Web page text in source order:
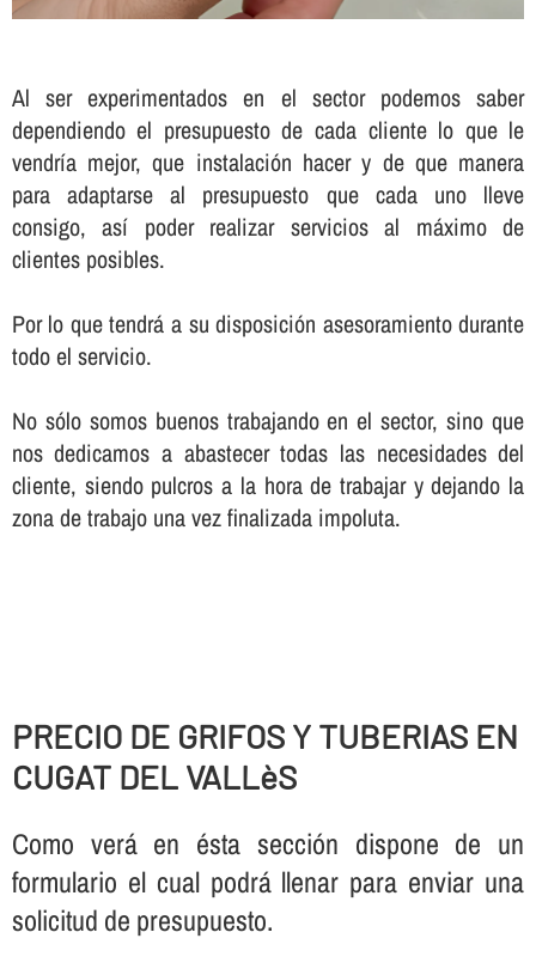
Al ser experimentados en el sector podemos saber
dependiendo el presupuesto de cada cliente lo que le
vendrí­a mejor, que instalación hacer y de que manera
para adaptarse al presupuesto que cada uno lleve
consigo, así­ poder realizar servicios al máximo de
clientes posibles.
Por lo que tendrá a su disposición asesoramiento durante
todo el servicio.
No sólo somos buenos trabajando en el sector, sino que
nos dedicamos a abastecer todas las necesidades del
cliente, siendo pulcros a la hora de trabajar y dejando la
zona de trabajo una vez finalizada impoluta.
PRECIO DE GRIFOS Y TUBERIAS EN
CUGAT DEL VALLèS
Como verá en ésta sección dispone de un
formulario el cual podrá llenar para enviar una
solicitud de presupuesto.